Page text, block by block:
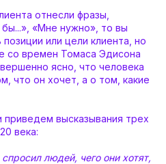
отнесли фразы,
«Мне нужно», то вы
или цели клиента, но
со времен Томаса Эдисона
ясно, что человека
что он хочет, а о том, какие
приведем высказывания трех
века:
людей, чего они хотят,